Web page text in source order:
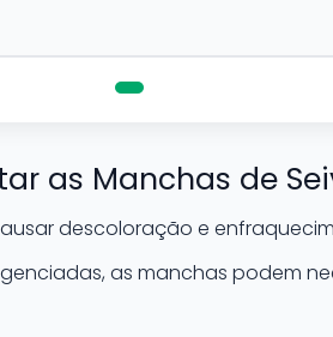
as Manchas de
descoloração e
as manchas podem